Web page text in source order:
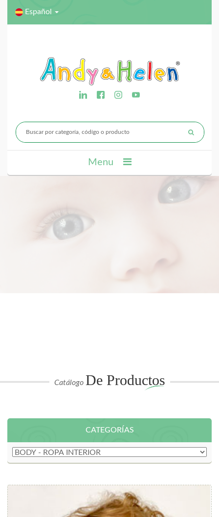
Español
Menu
Catálogo De Productos
CATEGORÍAS